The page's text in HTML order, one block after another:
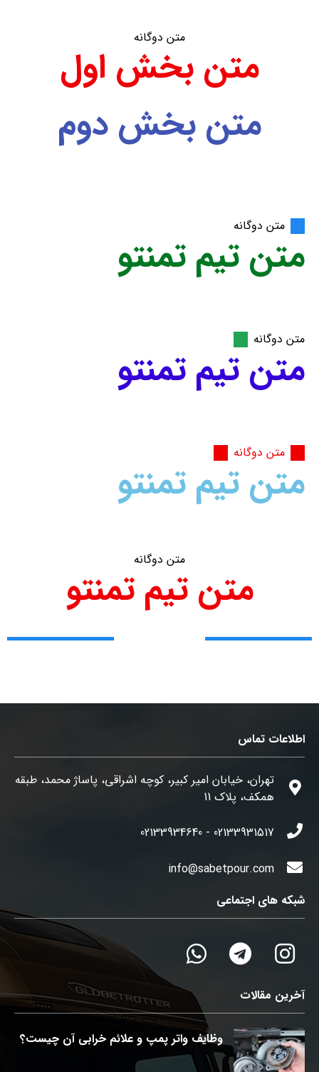
متن دوگانه
متن بخش اول
متن بخش دوم
متن دوگانه
متن تیم تمنتو
متن دوگانه
متن تیم تمنتو
متن دوگانه
متن تیم تمنتو​
متن دوگانه
متن تیم تمنتو​
اطلاعات تماس
تهران، خیابان امیر کبیر، کوچه اشراقی، پاساژ محمد، طبقه
همکف، پلاک 11
02133931517 - 02133934640
info@sabetpour.com
شبکه های اجتماعی
آخرین مقالات
وظایف واتر پمپ و علائم خرابی آن چیست؟